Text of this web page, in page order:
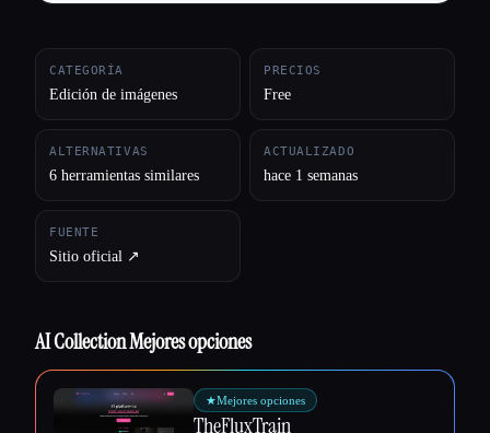
CATEGORÍA
Edición de imágenes
PRECIOS
Free
ALTERNATIVAS
6 herramientas similares
ACTUALIZADO
hace 1 semanas
FUENTE
Sitio oficial ↗︎
AI Collection Mejores opciones
★Mejores opciones
TheFluxTrain